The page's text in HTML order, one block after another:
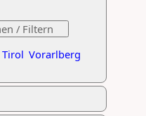
Tirol Vorarlberg